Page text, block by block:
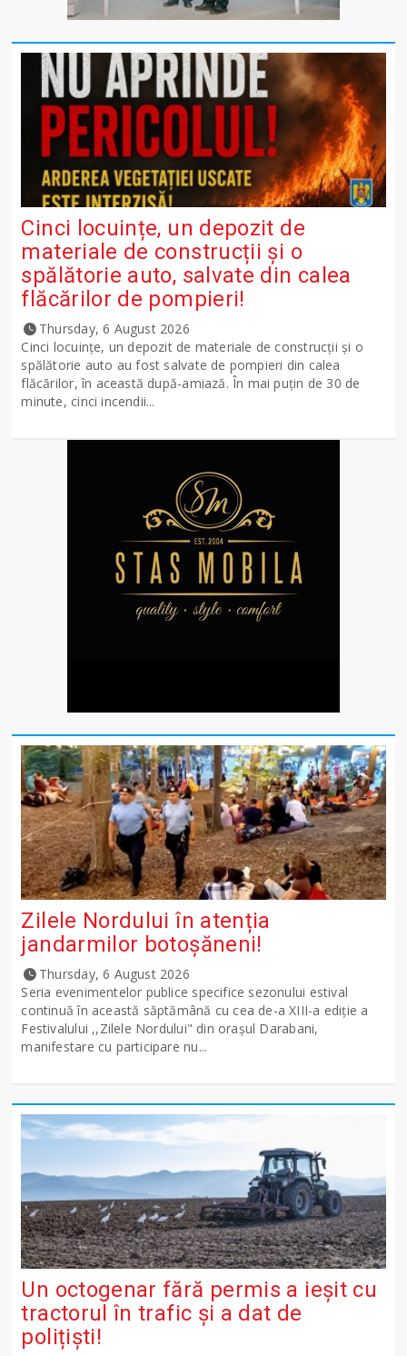
Cinci locuințe, un depozit de
materiale de construcții și o
spălătorie auto, salvate din calea
flăcărilor de pompieri!
Thursday, 6 August 2026
Cinci locuințe, un depozit de materiale de construcții și o
spălătorie auto au fost salvate de pompieri din calea
flăcărilor, în această după-amiază. În mai puțin de 30 de
minute, cinci incendii...
Zilele Nordului în atenția
jandarmilor botoșăneni!
Thursday, 6 August 2026
Seria evenimentelor publice specifice sezonului estival
continuă în această săptămână cu cea de-a XIII-a ediție a
Festivalului ,,Zilele Nordului" din orașul Darabani,
manifestare cu participare nu...
Un octogenar fără permis a ieșit cu
tractorul în trafic și a dat de
polițiști!